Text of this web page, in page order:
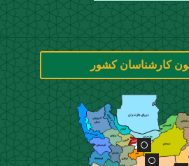
کارشناسان کشور